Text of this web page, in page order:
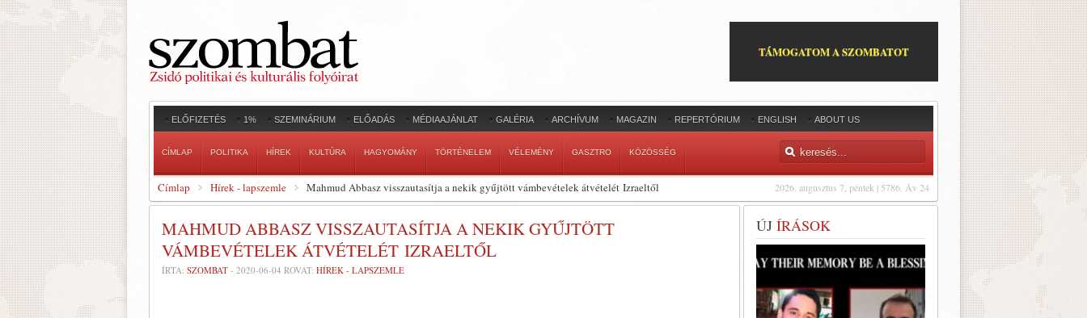
TÁMOGATOM A SZOMBATOT
ELŐFIZETÉS 1% SZEMINÁRIUM ELŐADÁS MÉDIAAJÁNLAT GALÉRIA ARCHÍVUM MAGAZIN REPERTÓRIUM ENGLISH ABOUT US
CÍMLAP POLITIKA HÍREK KULTÚRA HAGYOMÁNY TÖRTÉNELEM VÉLEMÉNY GASZTRO KÖZÖSSÉG
2026. augusztus 7, péntek | 5786. Áv 24
Címlap Hírek - lapszemle Mahmud Abbasz visszautasítja a nekik gyűjtött vámbevételek átvételét Izraeltől
MAHMUD ABBASZ VISSZAUTASÍTJA A NEKIK GYŰJTÖTT
VÁMBEVÉTELEK ÁTVÉTELÉT IZRAELTŐL
ÍRTA: SZOMBAT - 2020-06-04 ROVAT: HÍREK - LAPSZEMLE
ÚJ ÍRÁSOK